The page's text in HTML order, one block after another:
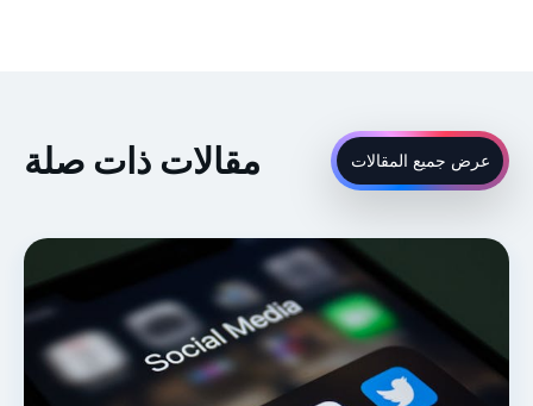
مقالات ذات صلة عرض جميع المقالات